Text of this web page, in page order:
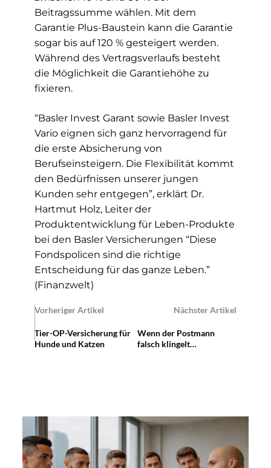
Beitragssumme wählen. Mit dem
Garantie Plus-Baustein kann die Garantie
sogar bis auf 120 % gesteigert werden.
Während des Vertragsverlaufs besteht
die Möglichkeit die Garantiehöhe zu
fixieren.
“Basler Invest Garant sowie Basler Invest
Vario eignen sich ganz hervorragend für
die erste Absicherung von
Berufseinsteigern. Die Flexibilität kommt
den Bedürfnissen unserer jungen
Kunden sehr entgegen”, erklärt Dr.
Hartmut Holz, Leiter der
Produktentwicklung für Leben-Produkte
bei den Basler Versicherungen “Diese
Fondspolicen sind die richtige
Entscheidung für das ganze Leben.”
(Finanzwelt)
Vorheriger Artikel Nächster Artikel
Tier-OP-Versicherung für
Hunde und Katzen
Wenn der Postmann
falsch klingelt…